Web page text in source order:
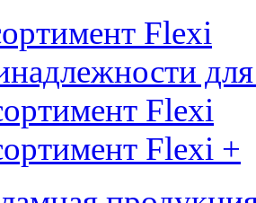
Flexi
Flexi
Flexi +